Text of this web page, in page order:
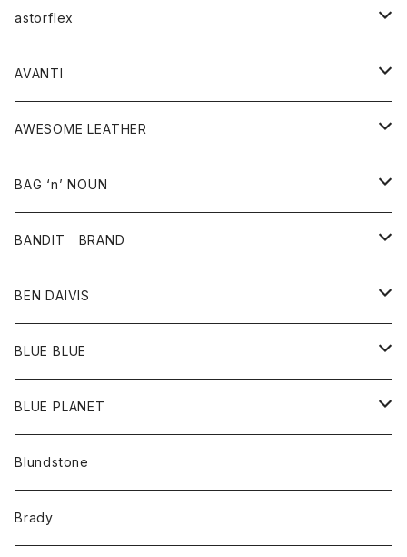
スカート
バッグ
シューズ
アクセサリー
その他雑貨
コート
ジャケット
トップス
ベスト
シャツ
ワンピース
ボトム
スカート
パンツ
グッズ
靴
アクセサリー
ウォレット
バッグ
astorflex
グッズ
靴
AVANTI
シャツ
AWESOME LEATHER
アウター
革ジャケット
BAG ‘n’ NOUN
アクセサリー
バッグ
ポーチ
BANDIT BRAND
トップス
Ｔシャツ
BEN DAIVIS
ポトム
パンツ
BLUE BLUE
アウター
カーディガン
コート
アクセサリー
バッグ
キッズ
BLUE PLANET
サングラス
Blundstone
Brady